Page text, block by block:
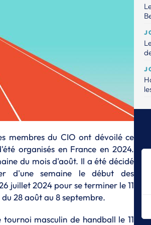
membres du CIO ont dévoilé ce
organisés en France en 2024.
du mois d'août. Il a été décidé
d'une semaine le début des
juillet 2024 pour se terminer le 11
28 août au 8 septembre.
masculin de handball le 11